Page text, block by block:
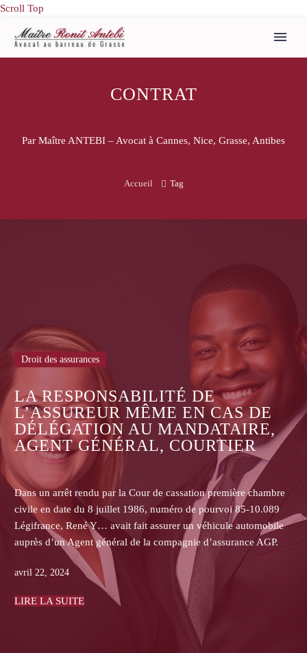
Scroll Top
CONTRAT
Par Maître ANTEBI – Avocat à Cannes, Nice, Grasse, Antibes
Accueil Tag
10.089
AGP.
Droit des assurances
LE DEVOIR DE
PROPOSER UN MODÈLE DE
CONTRAT ADAPTÉ À
Dans un arrêt rendu par la 2e chambre civile de la
cassation en date du 8 décembre 2016 (pourvoi
Madame X était gérante de la société Romi qui
location-gérance une activité de négoce de carrelage
d’équipements de salles de bains.
avril 15, 2024
LIRE LA SUITE